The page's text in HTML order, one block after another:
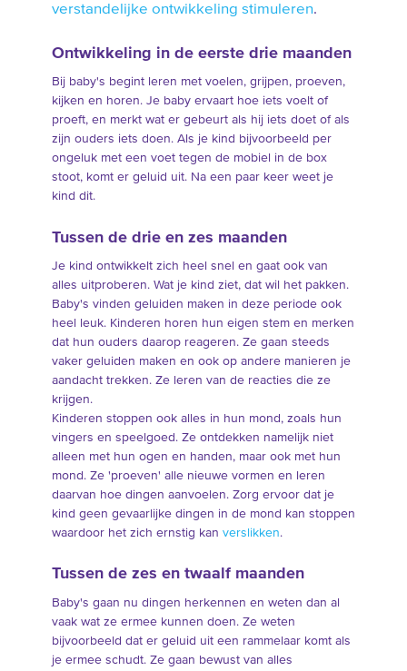
verstandelijke ontwikkeling stimuleren.
Ontwikkeling in de eerste drie maanden
Bij baby's begint leren met voelen, grijpen, proeven,
kijken en horen. Je baby ervaart hoe iets voelt of
proeft, en merkt wat er gebeurt als hij iets doet of als
zijn ouders iets doen. Als je kind bijvoorbeeld per
ongeluk met een voet tegen de mobiel in de box
stoot, komt er geluid uit. Na een paar keer weet je
kind dit.
Tussen de drie en zes maanden
Je kind ontwikkelt zich heel snel en gaat ook van
alles uitproberen. Wat je kind ziet, dat wil het pakken.
Baby's vinden geluiden maken in deze periode ook
heel leuk. Kinderen horen hun eigen stem en merken
dat hun ouders daarop reageren. Ze gaan steeds
vaker geluiden maken en ook op andere manieren je
aandacht trekken. Ze leren van de reacties die ze
krijgen.
Kinderen stoppen ook alles in hun mond, zoals hun
vingers en speelgoed. Ze ontdekken namelijk niet
alleen met hun ogen en handen, maar ook met hun
mond. Ze 'proeven' alle nieuwe vormen en leren
daarvan hoe dingen aanvoelen. Zorg ervoor dat je
kind geen gevaarlijke dingen in de mond kan stoppen
waardoor het zich ernstig kan verslikken.
Tussen de zes en twaalf maanden
Baby's gaan nu dingen herkennen en weten dan al
vaak wat ze ermee kunnen doen. Ze weten
bijvoorbeeld dat er geluid uit een rammelaar komt als
je ermee schudt. Ze gaan bewust van alles